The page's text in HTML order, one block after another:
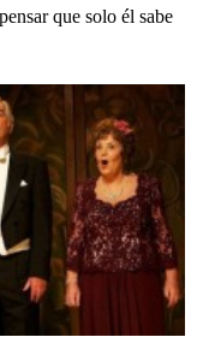
que solo él sabe